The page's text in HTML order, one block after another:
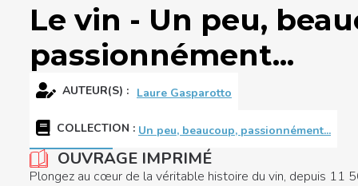
Le vin - Un peu,
passionnément...
AUTEUR(S) : Laure Gasparotto
COLLECTION : Un peu, beaucoup, passionnément...
OUVRAGE IMPRIMÉ
Plongez au cœur de la véritable histoire du vin, depuis 11